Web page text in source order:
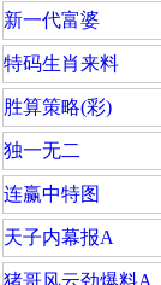
新一代富婆
特码生肖来料
胜算策略(彩)
独一无二
连赢中特图
天子内幕报A
猪哥风云劲爆料A